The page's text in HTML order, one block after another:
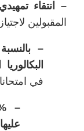
– انتقاء
المقبولين
–
في